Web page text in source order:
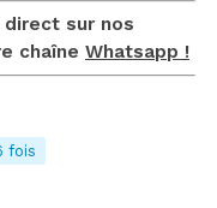
direct sur nos
chaîne Whatsapp !
fois